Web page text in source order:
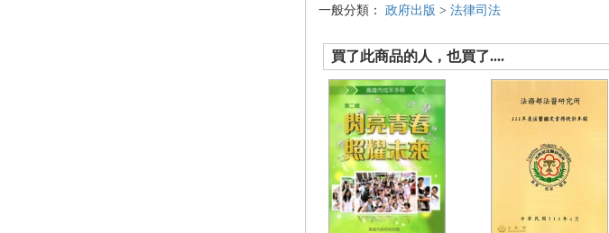
一般分類： 政府出版 > 法律司法
買了此商品的人，也買了....